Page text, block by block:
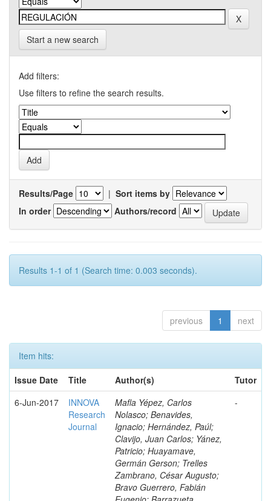
Start a new search
Add filters:
Use filters to refine the search results.
Results/Page | Sort items by
In order
Authors/record
Results 1-1 of 1 (Search time: 0.003 seconds).
previous 1 next
Item hits:
Issue Date
Title Author(s)
Tutor
6-Jun-2017
INNOVA
Research
Journal
Mafla Yépez, Carlos
Nolasco; Benavides,
Ignacio; Hernández, Paúl;
Clavijo, Juan Carlos; Yánez,
Patricio; Huayamave,
Germán Gerson; Trelles
Zambrano, César Augusto;
Bravo Guerrero, Fabián
-